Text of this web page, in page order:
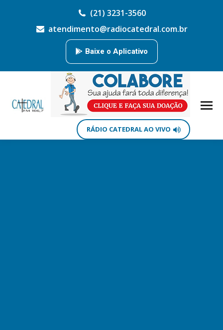
(21) 3231-3560
atendimento@radiocatedral.com.br
Baixe o Aplicativo
RÁDIO CATEDRAL AO VIVO